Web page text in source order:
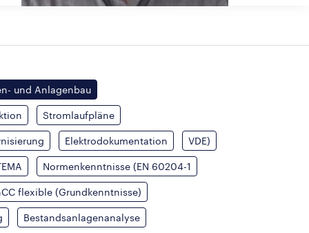
und Anlagenbau
Stromlaufpläne
Elektrodokumentation VDE)
Normenkenntnisse (EN 60204-1
flexible (Grundkenntnisse)
Bestandsanlagenanalyse